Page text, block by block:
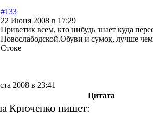
#133
22 Июня 2008 в 17:29
Приветик всем, кто нибудь знает куда
Новослабодской.Обуви и сумок, лучше
Стоке
2008 в 23:41
Цитата
Крюченко пишет: